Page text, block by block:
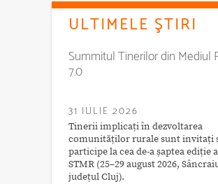
ULTIMELE ŞTIRI
Summitul Tinerilor din Mediul
7.0
31 IULIE 2026
Tinerii implicați în dezvoltarea
comunităților rurale sunt invitați
participe la cea de-a șaptea ediție a
STMR (25–29 august 2026,
județul Cluj).